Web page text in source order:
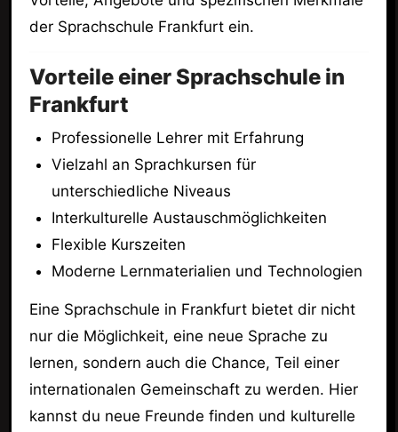
der Sprachschule Frankfurt ein.
Vorteile einer Sprachschule in
Frankfurt
Professionelle Lehrer mit Erfahrung
Vielzahl an Sprachkursen für
unterschiedliche Niveaus
Interkulturelle Austauschmöglichkeiten
Flexible Kurszeiten
Moderne Lernmaterialien und Technologien
Eine Sprachschule in Frankfurt bietet dir nicht
nur die Möglichkeit, eine neue Sprache zu
lernen, sondern auch die Chance, Teil einer
internationalen Gemeinschaft zu werden. Hier
kannst du neue Freunde finden und kulturelle